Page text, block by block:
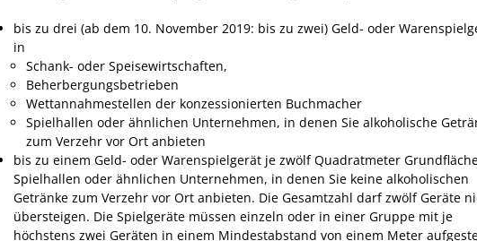
bis zu drei (ab dem 10. November 2019: bis zu zwei) Geld- oder
in
Schank- oder Speisewirtschaften,
Beherbergungsbetrieben
Wettannahmestellen der konzessionierten Buchmacher
Spielhallen oder ähnlichen Unternehmen, in denen Sie alkoholische
zum Verzehr vor Ort anbieten
bis zu einem Geld- oder Warenspielgerät je zwölf Quadratmeter
Spielhallen oder ähnlichen Unternehmen, in denen Sie keine alkoholischen
Getränke zum Verzehr vor Ort anbieten. Die Gesamtzahl darf zwölf Geräte
übersteigen. Die Spielgeräte müssen einzeln oder in einer Gruppe mit je
höchstens zwei Geräten in einem Mindestabstand von einem Meter